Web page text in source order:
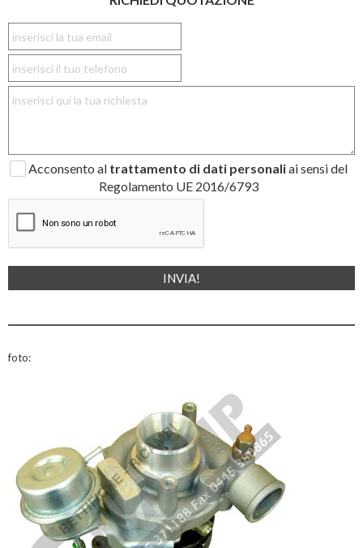
Acconsento al trattamento di dati personaliai sensi del
Regolamento UE 2016/6793
foto: